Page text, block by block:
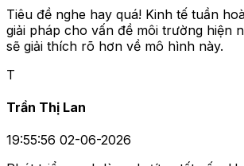
Tiêu đề nghe hay quá! Kinh tế tuần
giải pháp cho vấn đề môi trường hiện
sẽ giải thích rõ hơn về mô hình này.
T
Trần Thị Lan
19:55:56 02-06-2026